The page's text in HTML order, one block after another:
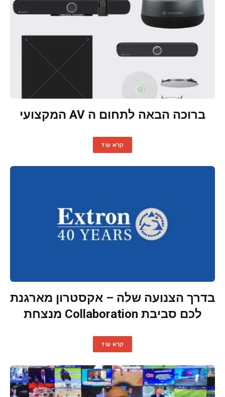
ברוכה הבאה לתחום ה AV המקצועי
קרא עוד
בדרך הצנועה שלה – אקסטרון מארגנת
לכם סביבת Collaboration מנצחת
קרא עוד